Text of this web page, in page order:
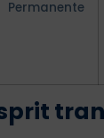
Permanente